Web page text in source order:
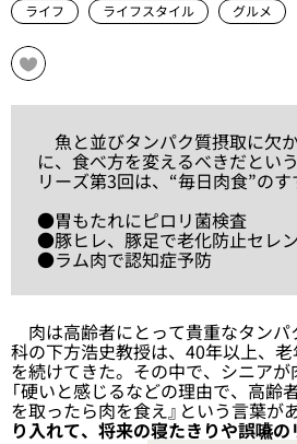
ライフ ライフスタイル グルメ
魚と並びタンパク質摂取に欠
に、食べ方を変えるべきだとい
リーズ第3回は、“毎日肉食”のす
●胃もたれにピロリ菌検査
●豚ヒレ、豚足で老化防止セレ
●ラム肉で認知症予防
肉は高齢者にとって貴重なタン
科の下方浩史教授は、40年以上、
を続けてきた。その中で、シニア
「硬いと感じるなどの理由で、高
を取ったら肉を食え』という言葉が
り入れて、将来の寝たきりや誤嚥